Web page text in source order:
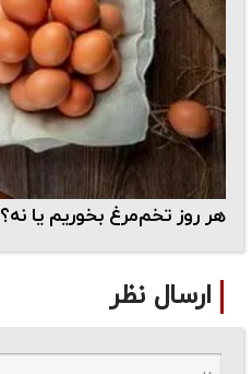
هر روز تخم‌مرغ بخوریم یا نه؟
ارسال نظر